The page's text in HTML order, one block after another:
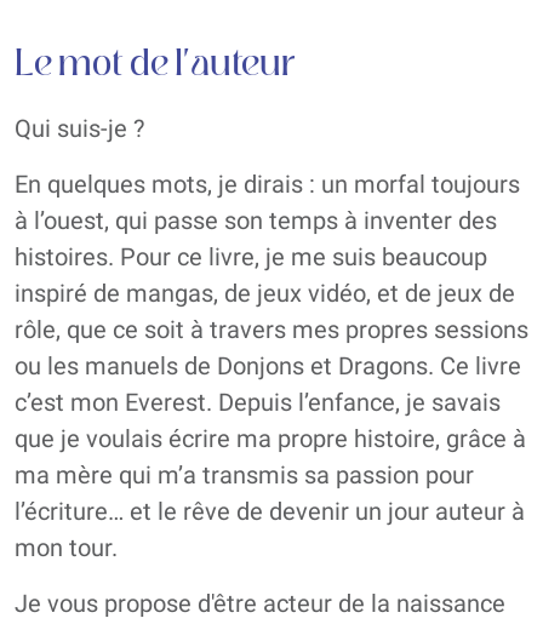
Le mot de l'auteur
Qui suis-je ?
En quelques mots, je dirais : un morfal toujours
à l’ouest, qui passe son temps à inventer des
histoires. Pour ce livre, je me suis beaucoup
inspiré de mangas, de jeux vidéo, et de jeux de
rôle, que ce soit à travers mes propres sessions
ou les manuels de Donjons et Dragons. Ce livre
c’est mon Everest. Depuis l’enfance, je savais
que je voulais écrire ma propre histoire, grâce à
ma mère qui m’a transmis sa passion pour
l’écriture… et le rêve de devenir un jour auteur à
mon tour.
Je vous propose d'être acteur de la naissance